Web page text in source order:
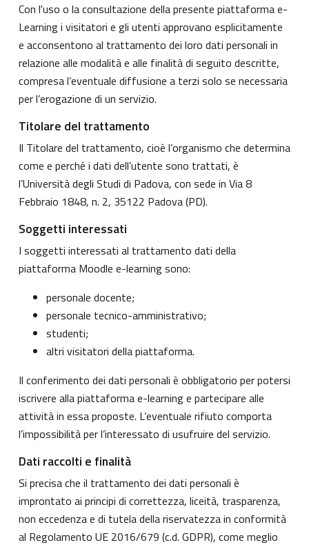
Con l'uso o la consultazione della presente piattaforma e-
Learning i visitatori e gli utenti approvano esplicitamente
e acconsentono al trattamento dei loro dati personali in
relazione alle modalità e alle finalità di seguito descritte,
compresa l’eventuale diffusione a terzi solo se necessaria
per l’erogazione di un servizio.
Titolare del trattamento
Il Titolare del trattamento, cioè l’organismo che determina
come e perché i dati dell’utente sono trattati, è
l’Università degli Studi di Padova, con sede in Via 8
Febbraio 1848, n. 2, 35122 Padova (PD).
Soggetti interessati
I soggetti interessati al trattamento dati della
piattaforma Moodle e-learning sono:
personale docente;
personale tecnico-amministrativo;
studenti;
altri visitatori della piattaforma.
Il conferimento dei dati personali è obbligatorio per potersi
iscrivere alla piattaforma e-learning e partecipare alle
attività in essa proposte. L’eventuale rifiuto comporta
l’impossibilità per l’interessato di usufruire del servizio.
Dati raccolti e finalità
Si precisa che il trattamento dei dati personali è
improntato ai principi di correttezza, liceità, trasparenza,
non eccedenza e di tutela della riservatezza in conformità
al Regolamento UE 2016/679 (c.d. GDPR), come meglio